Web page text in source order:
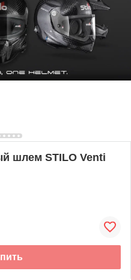
шлем STILO Venti